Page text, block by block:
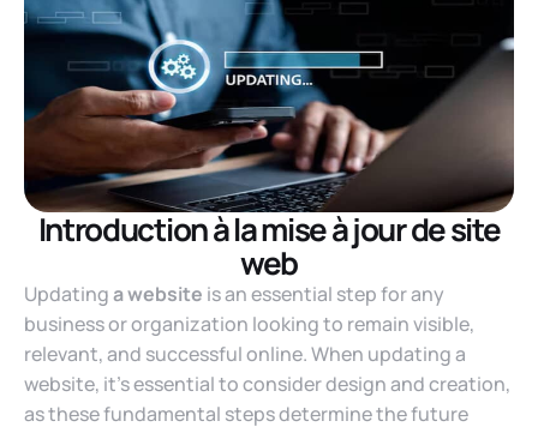
Introduction à la mise à jour de site
web
Updatinga website is an essential step for any
business or organization looking to remain visible,
relevant, and successful online. When updating a
website, it’s essential to consider design and creation,
as these fundamental steps determine the future